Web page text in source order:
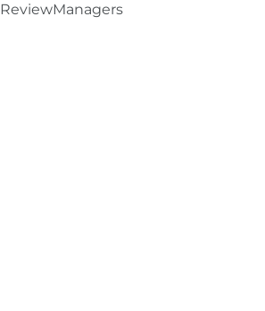
ReviewManagers